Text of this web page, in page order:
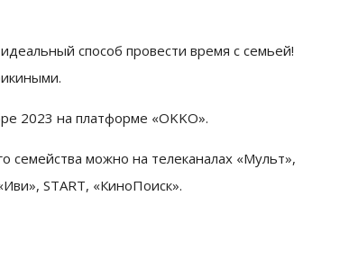
способ провести время с семьей!
2023 на платформе «OKKO».
семейства можно на телеканалах «Мульт»,
START, «КиноПоиск».